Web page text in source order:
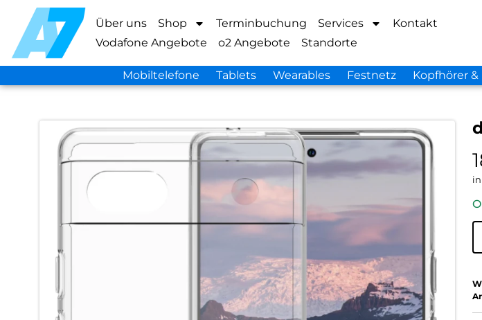
Über uns Shop Terminbuchung Services
Kontakt
Vodafone Angebote
o2 Angebote Standorte
Mobiltelefone Tablets Wearables Festnetz Kopfhörer &